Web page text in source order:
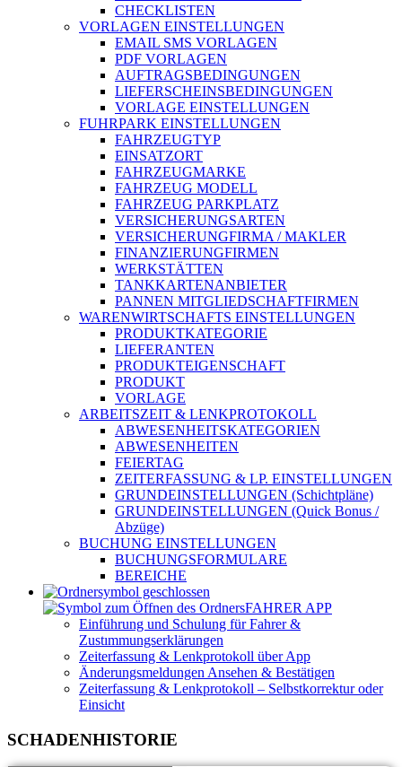
CHECKLISTEN
VORLAGEN EINSTELLUNGEN
EMAIL SMS VORLAGEN
PDF VORLAGEN
AUFTRAGSBEDINGUNGEN
LIEFERSCHEINSBEDINGUNGEN
VORLAGE EINSTELLUNGEN
FUHRPARK EINSTELLUNGEN
FAHRZEUGTYP
EINSATZORT
FAHRZEUGMARKE
FAHRZEUG MODELL
FAHRZEUG PARKPLATZ
VERSICHERUNGSARTEN
VERSICHERUNGFIRMA / MAKLER
FINANZIERUNGFIRMEN
WERKSTÄTTEN
TANKKARTENANBIETER
PANNEN MITGLIEDSCHAFTFIRMEN
WARENWIRTSCHAFTS EINSTELLUNGEN
PRODUKTKATEGORIE
LIEFERANTEN
PRODUKTEIGENSCHAFT
PRODUKT
VORLAGE
ARBEITSZEIT & LENKPROTOKOLL
ABWESENHEITSKATEGORIEN
ABWESENHEITEN
FEIERTAG
ZEITERFASSUNG & LP. EINSTELLUNGEN
GRUNDEINSTELLUNGEN (Schichtpläne)
GRUNDEINSTELLUNGEN (Quick Bonus /
Abzüge)
BUCHUNG EINSTELLUNGEN
BUCHUNGSFORMULARE
BEREICHE
FAHRER APP
Einführung und Schulung für Fahrer &
Zustımmungserklärungen
Zeiterfassung & Lenkprotokoll über App
Änderungsmeldungen Ansehen & Bestätigen
Zeiterfassung & Lenkprotokoll – Selbstkorrektur oder
Einsicht
SCHADENHISTORIE